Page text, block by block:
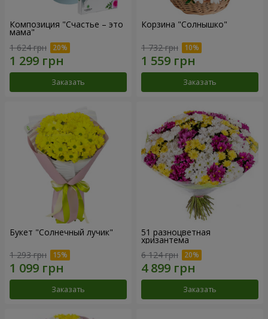
Композиция "Счастье – это
мама"
1 624 грн
Заказать
Корзина "Солнышко"
1 732 грн
Заказать
Букет "Солнечный лучик"
1 293 грн
Заказать
51 разноцветная
хризантема
6 124 грн
Заказать